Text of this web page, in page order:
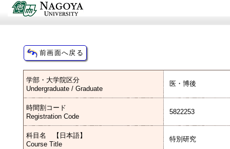
学部・大学院区分
Undergraduate / Graduate
医・博後
時間割コード
Registration Code
5822253
科目名 【日本語】
Course Title
特別研究